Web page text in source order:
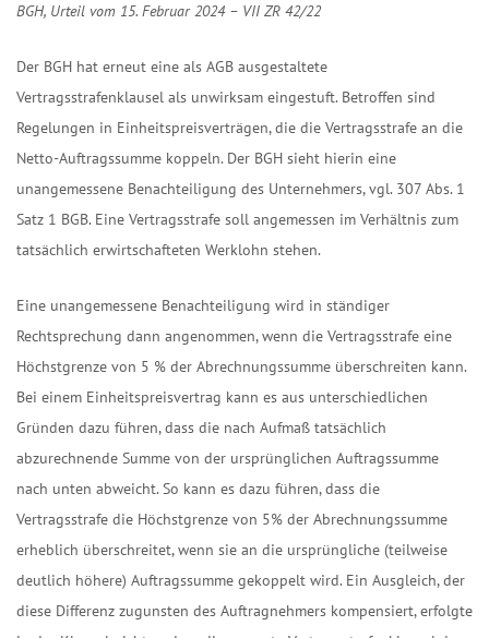
BGH, Urteil vom 15. Februar 2024 – VII ZR 42/22
Der BGH hat erneut eine als AGB ausgestaltete
Vertragsstrafenklausel als unwirksam eingestuft. Betroffen sind
Regelungen in Einheitspreisverträgen, die die Vertragsstrafe an die
Netto-Auftragssumme koppeln. Der BGH sieht hierin eine
unangemessene Benachteiligung des Unternehmers, vgl. 307 Abs. 1
Satz 1 BGB. Eine Vertragsstrafe soll angemessen im Verhältnis zum
tatsächlich erwirtschafteten Werklohn stehen.
Eine unangemessene Benachteiligung wird in ständiger
Rechtsprechung dann angenommen, wenn die Vertragsstrafe eine
Höchstgrenze von 5 % der Abrechnungssumme überschreiten kann.
Bei einem Einheitspreisvertrag kann es aus unterschiedlichen
Gründen dazu führen, dass die nach Aufmaß tatsächlich
abzurechnende Summe von der ursprünglichen Auftragssumme
nach unten abweicht. So kann es dazu führen, dass die
Vertragsstrafe die Höchstgrenze von 5% der Abrechnungssumme
erheblich überschreitet, wenn sie an die ursprüngliche (teilweise
deutlich höhere) Auftragssumme gekoppelt wird. Ein Ausgleich, der
diese Differenz zugunsten des Auftragnehmers kompensiert, erfolgte